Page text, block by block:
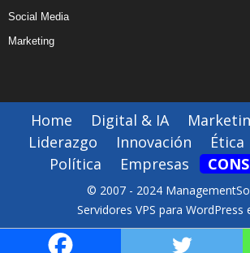
Social Media
Marketing
Home Digital & IA
Liderazgo
Innovación Ética
Política
Empresas
© 2007 - 2024
Servidores VPS para WordPress